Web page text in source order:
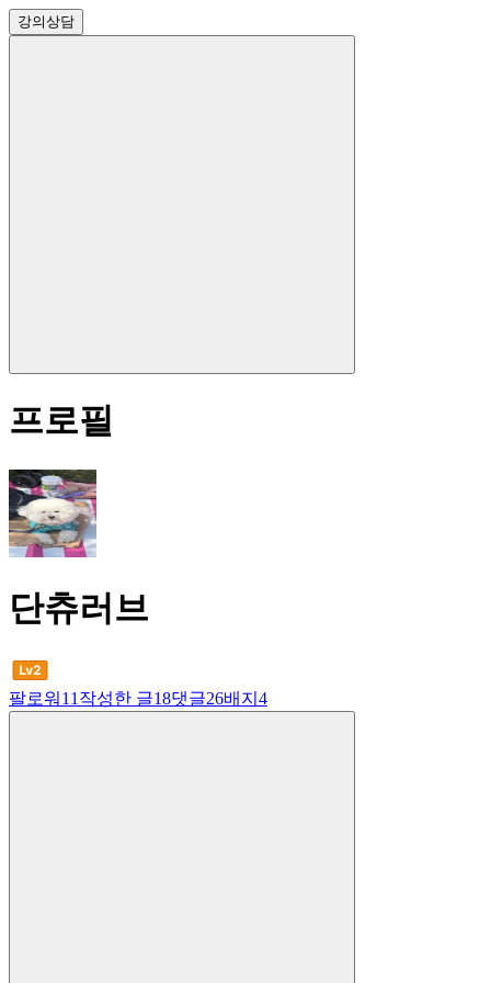
강의상담
프로필
단츄러브
팔로워 11 작성한 글18댓글26배지 4